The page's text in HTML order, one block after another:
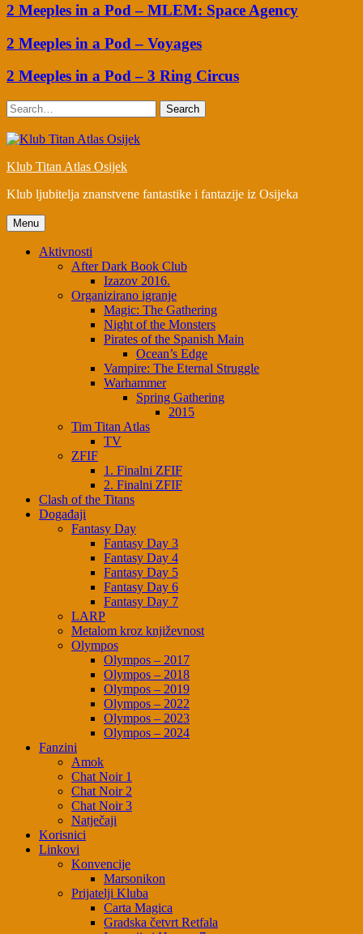
2 Meeples in a Pod – MLEM: Space Agency
2 Meeples in a Pod – Voyages
2 Meeples in a Pod – 3 Ring Circus
Search
Klub Titan Atlas Osijek
Klub ljubitelja znanstvene fantastike i fantazije iz Osijeka
Menu
Aktivnosti
After Dark Book Club
Izazov 2016.
Organizirano igranje
Magic: The Gathering
Night of the Monsters
Pirates of the Spanish Main
Ocean’s Edge
Vampire: The Eternal Struggle
Warhammer
Spring Gathering
2015
Tim Titan Atlas
TV
ZFIF
1. Finalni ZFIF
2. Finalni ZFIF
Clash of the Titans
Događaji
Fantasy Day
Fantasy Day 3
Fantasy Day 4
Fantasy Day 5
Fantasy Day 6
Fantasy Day 7
LARP
Metalom kroz književnost
Olympos
Olympos – 2017
Olympos – 2018
Olympos – 2019
Olympos – 2022
Olympos – 2023
Olympos – 2024
Fanzini
Amok
Chat Noir 1
Chat Noir 2
Chat Noir 3
Natječaji
Korisnici
Linkovi
Konvencije
Marsonikon
Prijatelji Kluba
Carta Magica
Gradska četvrt Retfala